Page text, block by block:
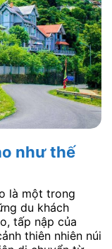
như thế
là một trong
du khách
tấp nập của
thiên nhiên núi